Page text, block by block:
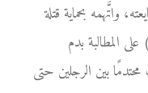
واتَّهمه بحماية قتلة
المطالبة بدم
بين الرجلين حتى